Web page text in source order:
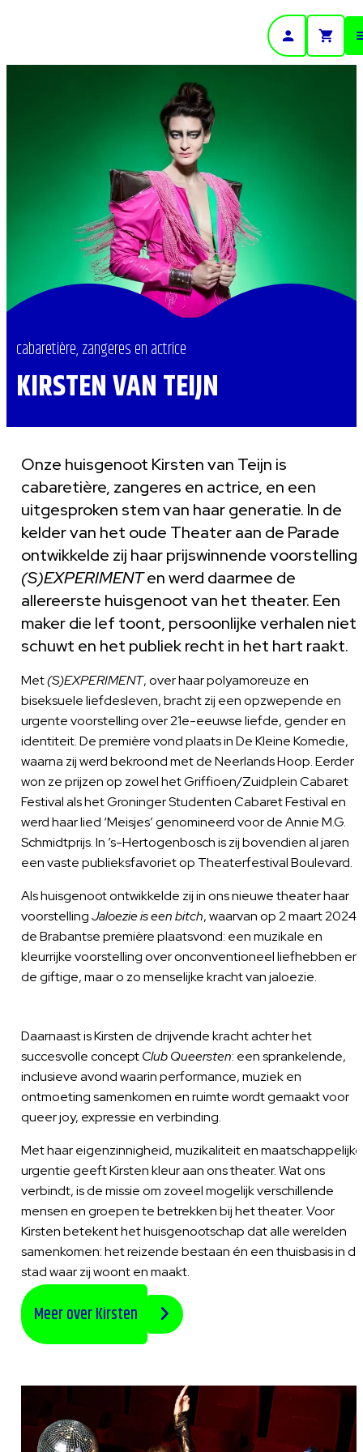
KIRSTEN VAN TEIJN
cabaretière, zangeres en actrice
Onze huisgenoot Kirsten van Teijn is
cabaretière, zangeres en actrice, en een
uitgesproken stem van haar generatie. In de
kelder van het oude Theater aan de Parade
ontwikkelde zij haar prijswinnende voorstelling
(S)EXPERIMENTen werd daarmee de
allereerste huisgenoot van het theater. Een
maker die lef toont, persoonlijke verhalen niet
schuwt en het publiek recht in het hart raakt.
Met(S)EXPERIMENT, over haar polyamoreuze en
biseksuele liefdesleven, bracht zij een opzwepende en
urgente voorstelling over 21e-eeuwse liefde, gender en
identiteit. De première vond plaats in De Kleine Komedie,
waarna zij werd bekroond met de Neerlands Hoop. Eerder
won ze prijzen op zowel het Griffioen/Zuidplein Cabaret
Festival als het Groninger Studenten Cabaret Festival en
werd haar lied ‘Meisjes’ genomineerd voor de Annie M.G.
Schmidtprijs. In ’s-Hertogenbosch is zij bovendien al jaren
een vaste publieksfavoriet op Theaterfestival Boulevard.
Als huisgenoot ontwikkelde zij in ons nieuwe theater haar
voorstellingJaloezie is een bitch, waarvan op 2 maart 2024
de Brabantse première plaatsvond: een muzikale en
kleurrijke voorstelling over onconventioneel liefhebben en
de giftige, maar o zo menselijke kracht van jaloezie.
Daarnaast is Kirsten de drijvende kracht achter het
succesvolle conceptClub Queersten: een sprankelende,
inclusieve avond waarin performance, muziek en
ontmoeting samenkomen en ruimte wordt gemaakt voor
queer joy, expressie en verbinding.
Met haar eigenzinnigheid, muzikaliteit en maatschappelijke
urgentie geeft Kirsten kleur aan ons theater. Wat ons
verbindt, is de missie om zoveel mogelijk verschillende
mensen en groepen te betrekken bij het theater. Voor
Kirsten betekent het huisgenootschap dat alle werelden
samenkomen: het reizende bestaan én een thuisbasis in de
stad waar zij woont en maakt.
Meer over Kirsten